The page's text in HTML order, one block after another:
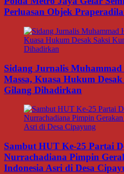
Perluasan Objek
Sidang Jurnalis
Massa, Kuasa Hukum
Gilang Dihadirkan
Sambut HUT Ke-25 Partai
Nurrachadiana Pimpin
Indonesia Asri di Desa